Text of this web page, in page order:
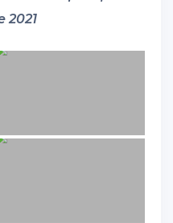
2021